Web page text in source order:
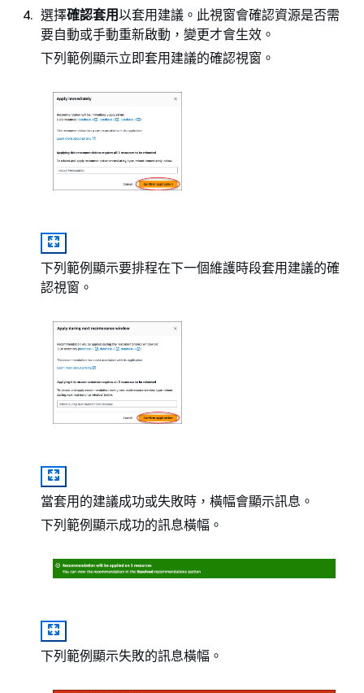
選擇確認套用以套用建議。此視窗會確認資源是否需
要自動或手動重新啟動，變更才會生效。
下列範例顯示立即套用建議的確認視窗。
下列範例顯示要排程在下一個維護時段套用建議的確
認視窗。
當套用的建議成功或失敗時，橫幅會顯示訊息。
下列範例顯示成功的訊息橫幅。
下列範例顯示失敗的訊息橫幅。